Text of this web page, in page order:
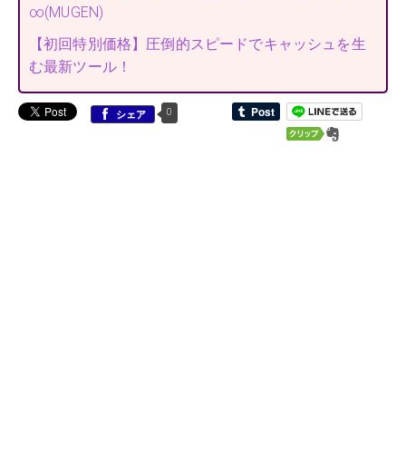
∞(MUGEN)
【初回特別価格】圧倒的スピードでキャッシュを生
む最新ツール！
シェア 0